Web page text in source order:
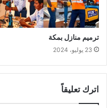
ترميم منازل بمكة
23 يوليو، 2024
اترك تعليقاً